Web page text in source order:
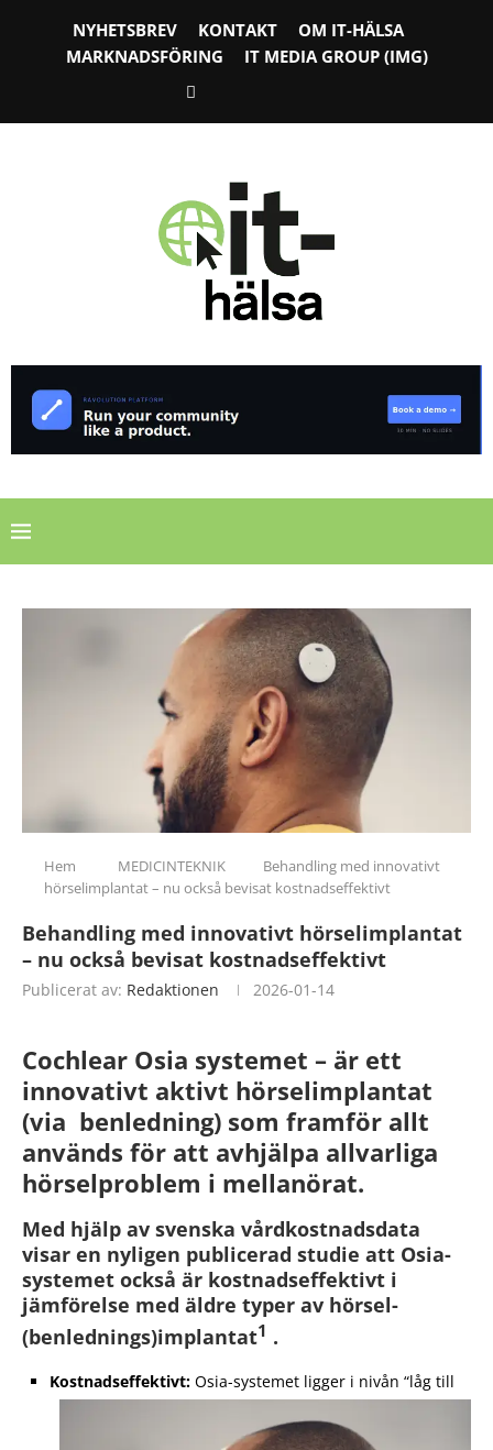
NYHETSBREV KONTAKT
OM IT-HÄLSA
MARKNADSFÖRING
IT MEDIA GROUP (IMG)
Hem MEDICINTEKNIK
Behandling med innovativt
hörselimplantat – nu också bevisat kostnadseffektivt
Behandling med innovativt hörselimplantat
– nu också bevisat kostnadseffektivt
Publicerat av: Redaktionen 2026-01-14
Cochlear Osia systemet – är ett
innovativt aktivt hörselimplantat
(via benledning) som framför allt
används för att avhjälpa allvarliga
hörselproblem i mellanörat.
Med hjälp av svenska vårdkostnadsdata
visar en nyligen publicerad studie att Osia-
systemet också är kostnadseffektivt i
jämförelse med äldre typer av hörsel-
(benlednings)implantat1 .
Kostnadseffektivt: Osia-systemet ligger i nivån “låg till